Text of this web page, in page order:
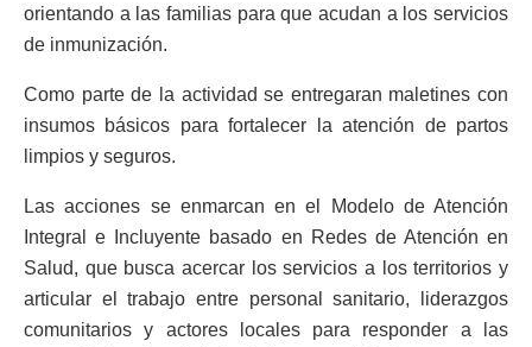
orientando a las familias para que acudan a los servicios
de inmunización.
Como parte de la actividad se entregaran maletines con
insumos básicos para fortalecer la atención de partos
limpios y seguros.
Las acciones se enmarcan en el Modelo de Atención
Integral e Incluyente basado en Redes de Atención en
Salud, que busca acercar los servicios a los territorios y
articular el trabajo entre personal sanitario, liderazgos
comunitarios y actores locales para responder a las